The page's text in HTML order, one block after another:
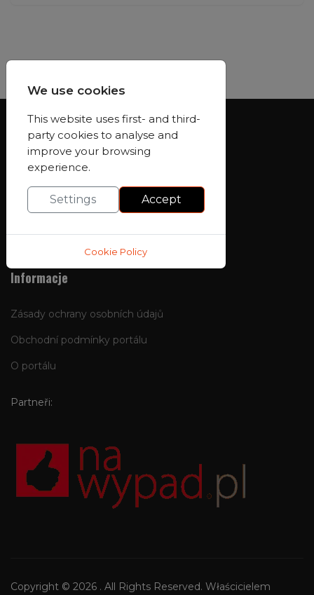
Zvolte jazyk
Kontakt
Spolupráce a reklama:
biuro@niesamowitapolska.eu
Informacje
Zásady ochrany osobních údajů
Obchodní podmínky portálu
O portálu
Partneři:
Copyright © 2026 . All Rights Reserved. Właścicielem
We use cookies
This website uses first- and third-
party cookies to analyse and
improve your browsing
experience.
Settings Accept
Cookie Policy